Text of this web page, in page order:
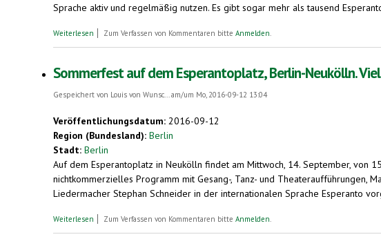
Sprache aktiv und regelmäßig nutzen. Es gibt sogar mehr als tausend
Weiterlesen über Waldfischbach-Burgalben: Wanderwoche von Esperanto-Sprechern. 9. - 14. Oktober
Zum Verfassen von Kommentaren bitte Anmelden.
Sommerfest auf dem Esperantoplatz, Berlin-Neukölln.
Gespeichert von Louis von Wunsc... am/um Mo, 2016-09-12 13:04
Veröffentlichungsdatum: 2016-09-12
Region (Bundesland): Berlin
Stadt: Berlin
Auf dem Esperantoplatz in Neukölln findet am Mittwoch, 14. September, von
nichtkommerzielles Programm mit Gesang-, Tanz- und Theateraufführungen,
Liedermacher Stephan Schneider in der internationalen Sprache Esperanto
Weiterlesen über Sommerfest auf dem Esperantoplatz, Berlin-Neukölln. Viele Aktionen und
Zum Verfassen von Kommentaren bitte Anmelden